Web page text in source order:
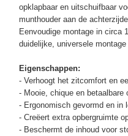
opklapbaar en uitschuifbaar
munthouder aan de
Eenvoudige montage in circa
duidelijke, universele
Eigenschappen:
- Verhoogt het zitcomfort en
- Mooie, chique en betaalbare
- Ergonomisch gevormd en in
- Creëert extra opbergruimte
- Beschermt de inhoud voor